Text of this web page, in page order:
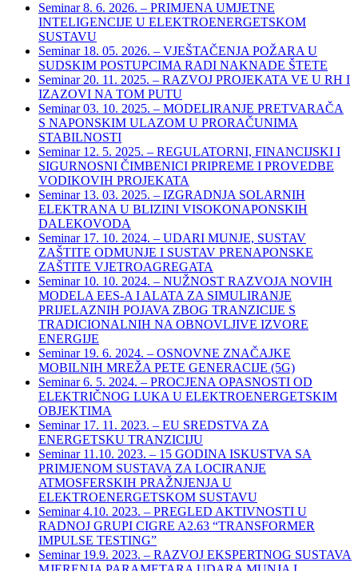
Seminar 8. 6. 2026. – PRIMJENA UMJETNE
INTELIGENCIJE U ELEKTROENERGETSKOM
SUSTAVU
Seminar 18. 05. 2026. – VJEŠTAČENJA POŽARA U
SUDSKIM POSTUPCIMA RADI NAKNADE ŠTETE
Seminar 20. 11. 2025. – RAZVOJ PROJEKATA VE U RH I
IZAZOVI NA TOM PUTU
Seminar 03. 10. 2025. – MODELIRANJE PRETVARAČA
S NAPONSKIM ULAZOM U PRORAČUNIMA
STABILNOSTI
Seminar 12. 5. 2025. – REGULATORNI, FINANCIJSKI I
SIGURNOSNI ČIMBENICI PRIPREME I PROVEDBE
VODIKOVIH PROJEKATA
Seminar 13. 03. 2025. – IZGRADNJA SOLARNIH
ELEKTRANA U BLIZINI VISOKONAPONSKIH
DALEKOVODA
Seminar 17. 10. 2024. – UDARI MUNJE, SUSTAV
ZAŠTITE ODMUNJE I SUSTAV PRENAPONSKE
ZAŠTITE VJETROAGREGATA
Seminar 10. 10. 2024. – NUŽNOST RAZVOJA NOVIH
MODELA EES-A I ALATA ZA SIMULIRANJE
PRIJELAZNIH POJAVA ZBOG TRANZICIJE S
TRADICIONALNIH NA OBNOVLJIVE IZVORE
ENERGIJE
Seminar 19. 6. 2024. – OSNOVNE ZNAČAJKE
MOBILNIH MREŽA PETE GENERACIJE (5G)
Seminar 6. 5. 2024. – PROCJENA OPASNOSTI OD
ELEKTRIČNOG LUKA U ELEKTROENERGETSKIM
OBJEKTIMA
Seminar 17. 11. 2023. – EU SREDSTVA ZA
ENERGETSKU TRANZICIJU
Seminar 11.10. 2023. – 15 GODINA ISKUSTVA SA
PRIMJENOM SUSTAVA ZA LOCIRANJE
ATMOSFERSKIH PRAŽNJENJA U
ELEKTROENERGETSKOM SUSTAVU
Seminar 4.10. 2023. – PREGLED AKTIVNOSTI U
RADNOJ GRUPI CIGRE A2.63 “TRANSFORMER
IMPULSE TESTING”
Seminar 19.9. 2023. – RAZVOJ EKSPERTNOG SUSTAVA